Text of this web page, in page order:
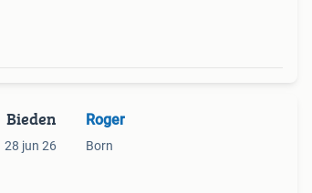
Bieden
28 jun 26
Roger
Born